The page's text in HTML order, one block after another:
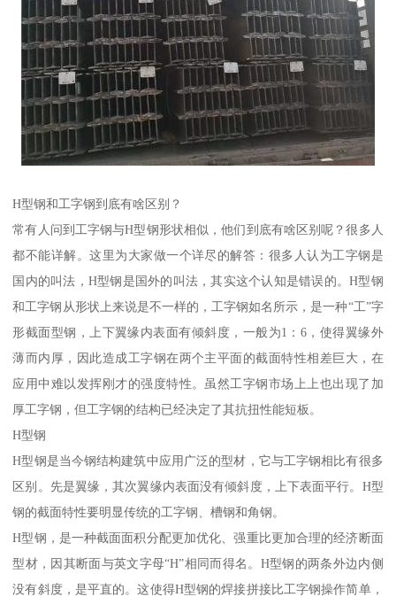
H型钢和工字钢到底有啥区别？
常有人问到工字钢与H型钢形状相似，他们到底有啥区别呢？很多人
都不能详解。这里为大家做一个详尽的解答：很多人认为工字钢是
国内的叫法，H型钢是国外的叫法，其实这个认知是错误的。H型钢
和工字钢从形状上来说是不一样的，工字钢如名所示，是一种“工”字
形截面型钢，上下翼缘内表面有倾斜度，一般为1：6，使得翼缘外
薄而内厚，因此造成工字钢在两个主平面的截面特性相差巨大，在
应用中难以发挥刚才的强度特性。虽然工字钢市场上上也出现了加
厚工字钢，但工字钢的结构已经决定了其抗扭性能短板。
H型钢
H型钢是当今钢结构建筑中应用广泛的型材，它与工字钢相比有很多
区别。先是翼缘，其次翼缘内表面没有倾斜度，上下表面平行。H型
钢的截面特性要明显传统的工字钢、槽钢和角钢。
H型钢，是一种截面面积分配更加优化、强重比更加合理的经济断面
型材，因其断面与英文字母“H”相同而得名。H型钢的两条外边内侧
没有斜度，是平直的。这使得H型钢的焊接拼接比工字钢操作简单，